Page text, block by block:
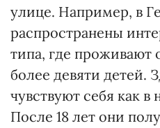
улице. Например, в
распространены
типа, где проживают
более девяти детей.
чувствуют себя как
После 18 лет они